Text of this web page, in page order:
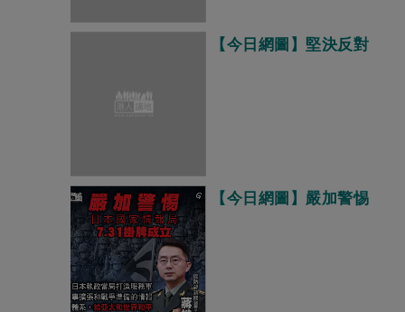
【今日網圖】堅決反對
【今日網圖】嚴加警惕